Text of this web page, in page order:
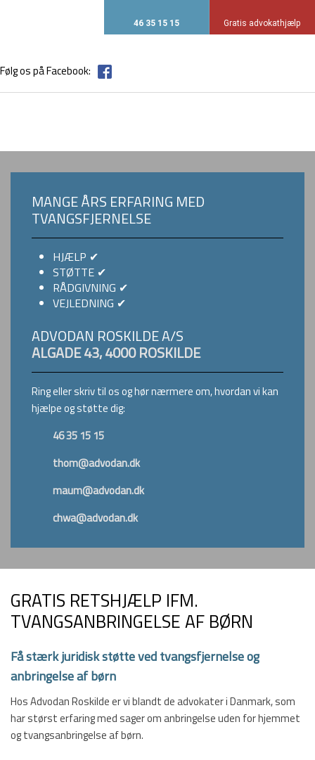
46 35 15 15 Gratis advokathjælp​
Følg os på Facebook:
MANGE ÅRS ERFARING MED
TVANGSFJERNELSE
​HJÆLP ✔
STØTTE ✔
RÅDGIVNING ✔
VEJLEDNING ✔
​ADVODAN ROSKILDE A/S
ALGADE 43, 4000 ROSKILDE
Ring eller skriv til os og hør nærmere om, hvordan vi kan
hjælpe og støtte dig:​
46 35 15 15
thom@advodan.dk
maum@advodan.dk
chwa@advodan.dk​
GRATIS RETSHJÆLP IFM.
TVANGSANBRINGELSE AF BØRN
Få stærk juridisk støtte ved tvangsfjernelse og
anbringelse af børn​
​Hos Advodan Roskilde er vi blandt de advokater i Danmark, som
har størst erfaring med sager om anbringelse uden for hjemmet
og tvangsanbringelse af børn.